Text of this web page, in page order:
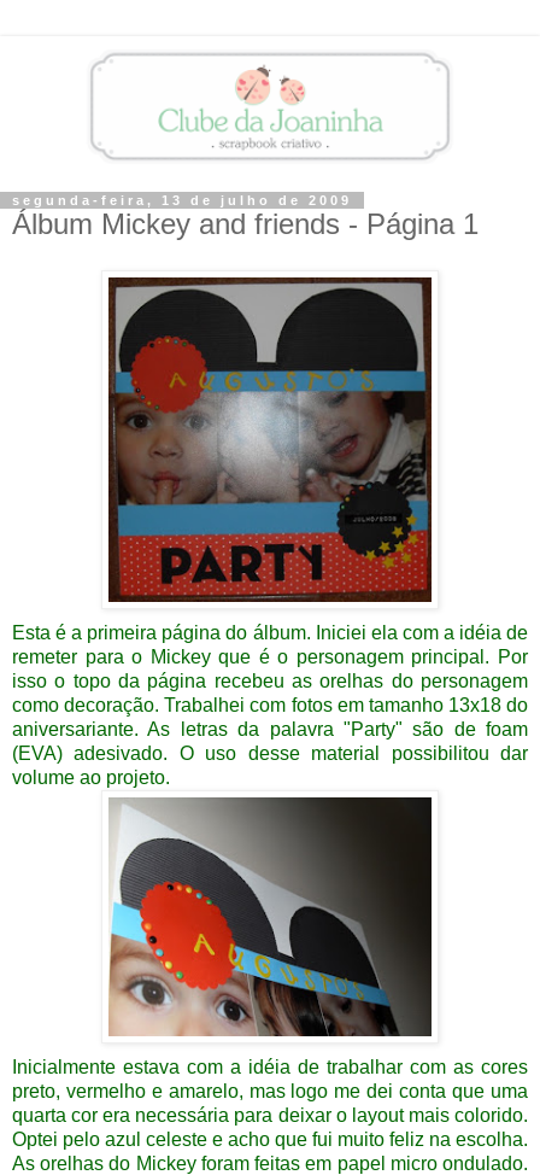
segunda-feira, 13 de julho de 2009
Álbum Mickey and friends - Página 1
Esta é a primeira página do álbum. Iniciei ela com a idéia de
remeter para o Mickey que é o personagem principal. Por
isso o topo da página recebeu as orelhas do personagem
como decoração. Trabalhei com fotos em tamanho 13x18 do
aniversariante. As letras da palavra "Party" são de foam
(EVA) adesivado. O uso desse material possibilitou dar
volume ao projeto.
Inicialmente estava com a idéia de trabalhar com as cores
preto, vermelho e amarelo, mas logo me dei conta que uma
quarta cor era necessária para deixar o layout mais colorido.
Optei pelo azul celeste e acho que fui muito feliz na escolha.
As orelhas do Mickey foram feitas em papel micro ondulado.